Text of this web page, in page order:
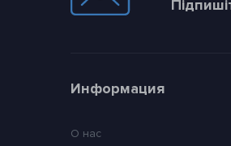
Информация
О нас